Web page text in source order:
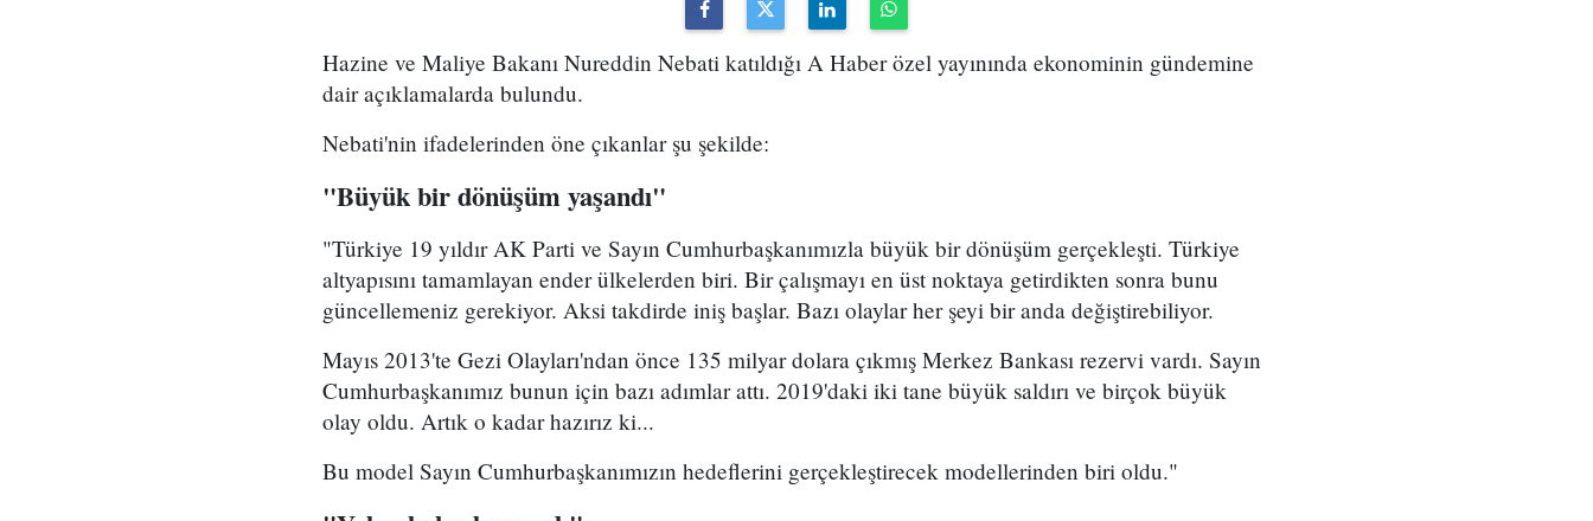
Hazine ve Maliye Bakanı Nureddin Nebati katıldığı A Haber özel yayınında ekonominin gündemine
dair açıklamalarda bulundu.
Nebati'nin ifadelerinden öne çıkanlar şu şekilde:
"​Büyük bir dönüşüm yaşandı"
"​Türkiye 19 yıldır AK Parti ve Sayın Cumhurbaşkanımızla büyük bir dönüşüm gerçekleşti. Türkiye
altyapısını tamamlayan ender ülkelerden biri. Bir çalışmayı en üst noktaya getirdikten sonra bunu
güncellemeniz gerekiyor. Aksi takdirde iniş başlar. Bazı olaylar her şeyi bir anda değiştirebiliyor.
​Mayıs 2013'te Gezi Olayları'ndan önce 135 milyar dolara çıkmış Merkez Bankası rezervi vardı. Sayın
Cumhurbaşkanımız bunun için bazı adımlar attı. 2019'daki iki tane büyük saldırı ve birçok büyük
olay oldu. Artık o kadar hazırız ki...
​Bu model Sayın Cumhurbaşkanımızın hedeflerini gerçekleştirecek modellerinden biri oldu."